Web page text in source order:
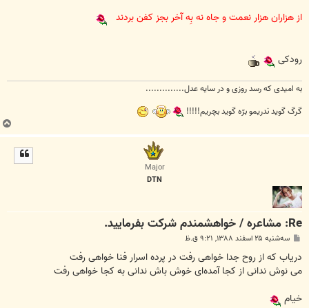
از هزاران هزار نعمت و جاه نه بِه آخر بجز کفن بردند
رودکی
به امیدی که رسد روزی و در سایه عدل..............
گرگ گوید ندریمو برّه گوید بچریم!!!!!
ب
ا
Major
DTN
Re: مشاعره / خواهشمندم شرکت بفرماييد.
پ
ت
سه‌شنبه ۲۵ اسفند ۱۳۸۸, ۹:۲۱ ق.ظ
دریاب که از روح جدا خواهی رفت در پرده اسرار فنا خواهی رفت
می نوش ندانی از کجا آمده‌ای خوش باش ندانی به کجا خواهی رفت
خیام